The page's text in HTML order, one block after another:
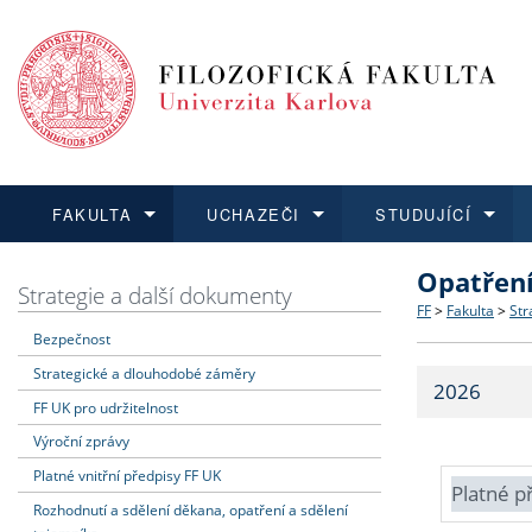
FAKULTA
Dozvědět se více
Struktura
Strategie
Fakultní
UCHAZEČI
Podat přihlášku
Co
Učitelské
STUDUJÍCÍ
Dozvědět se více
Dozvědět se více
O vědě a
Dozvědět se více
Aktuální
Strategie a další dokumenty
Bezpečnost
Strategické a dlouhodobé záměry
FF UK pro udržitelnost
Výroční zprávy
Platné vnitřní předpisy FF UK
Rozhodnutí a sdělení děkana, opatření a sdělení
FF > Fakulta >
2026
Platné